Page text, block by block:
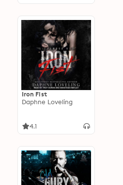
Iron Fist
Daphne Loveling
4.1